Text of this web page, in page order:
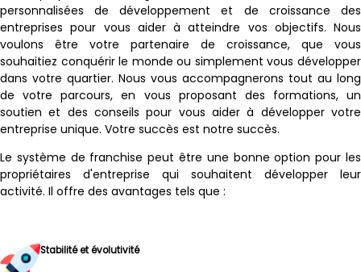
personnalisées de développement et de croissance des
entreprises pour vous aider à atteindre vos objectifs. Nous
voulons être votre partenaire de croissance, que vous
souhaitiez conquérir le monde ou simplement vous développer
dans votre quartier. Nous vous accompagnerons tout au long
de votre parcours, en vous proposant des formations, un
soutien et des conseils pour vous aider à développer votre
entreprise unique. Votre succès est notre succès.
Le système de franchise peut être une bonne option pour les
propriétaires d'entreprise qui souhaitent développer leur
activité. Il offre des avantages tels que :
Stabilité et évolutivité